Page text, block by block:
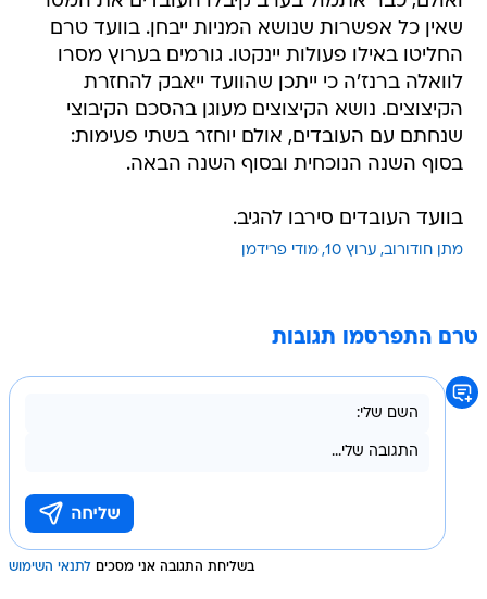
שאין כל אפשרות שנושא המניות ייבחן. בוועד טרם
החליטו באילו פעולות יינקטו. גורמים בערוץ מסרו
לוואלה ברנז'ה כי ייתכן שהוועד ייאבק להחזרת
הקיצוצים. נושא הקיצוצים מעוגן בהסכם הקיבוצי
שנחתם עם העובדים, אולם יוחזר בשתי פעימות:
בסוף השנה הנוכחית ובסוף השנה הבאה.
בוועד העובדים סירבו להגיב.
מתן חודורוב ערוץ 10 מודי פרידמן
טרם התפרסמו תגובות
בשליחת התגובה אני מסכים לתנאי השימוש